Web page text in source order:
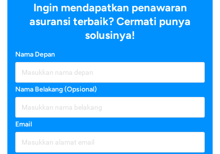
Ingin mendapatkan penawaran
asuransi terbaik? Cermati punya
solusinya!
Nama Depan
Nama Belakang (Opsional)
Email